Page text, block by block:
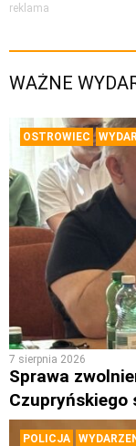
reklama
WAŻNE
OSTROWIEC
7 sierpnia 2026
Sprawa
Czupryńskiego
POLICJA